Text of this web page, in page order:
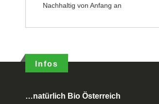
Nachhaltig von Anfang an
Infos
…natürlich Bio Österreich